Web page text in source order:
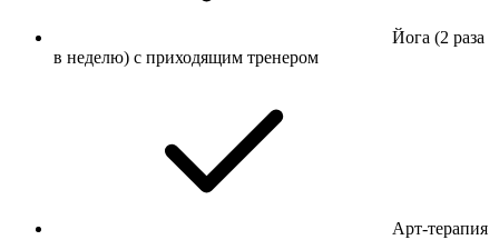
Йога (2 раза
в неделю) с приходящим тренером
Арт-терапия